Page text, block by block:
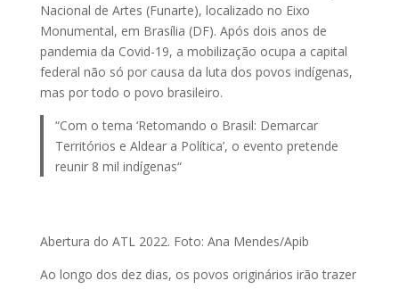
Nacional de Artes (Funarte), localizado no Eixo
Monumental, em Brasília (DF). Após dois anos de
pandemia da Covid-19, a mobilização ocupa a capital
federal não só por causa da luta dos povos indígenas,
mas por todo o povo brasileiro.
“Com o tema ‘Retomando o Brasil: Demarcar
Territórios e Aldear a Política’, o evento pretende
reunir 8 mil indígenas“
Abertura do ATL 2022. Foto: Ana Mendes/Apib
Ao longo dos dez dias, os povos originários irão trazer